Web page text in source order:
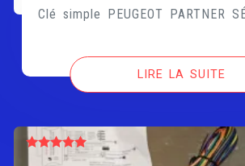
Clé simple PEUGEOT PARTNER
LIRE LA SUITE
Note 5.00